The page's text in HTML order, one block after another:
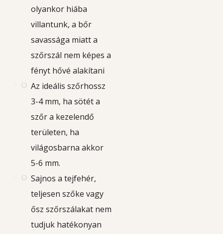
olyankor hiába
villantunk, a bőr
savassága miatt a
szőrszál nem képes a
fényt hővé alakítani
Az ideális szőrhossz
3-4 mm, ha sötét a
szőr a kezelendő
területen, ha
világosbarna akkor
5-6 mm.
Sajnos a tejfehér,
teljesen szőke vagy
ősz szőrszálakat nem
tudjuk hatékonyan